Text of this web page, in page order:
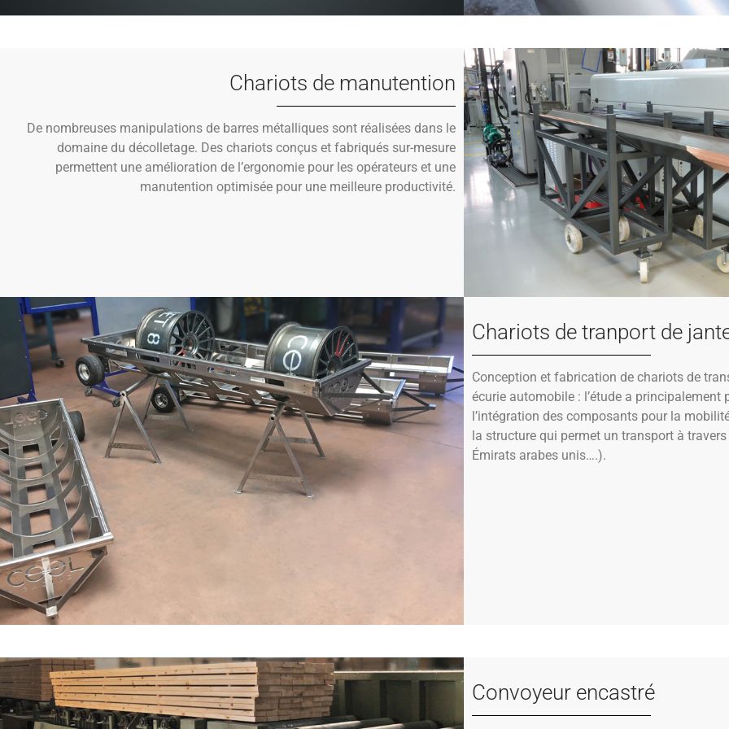
Chariots de manutention
De nombreuses manipulations de barres métalliques sont réalisées dans le
domaine du décolletage. Des chariots conçus et fabriqués sur-mesure
permettent une amélioration de l’ergonomie pour les opérateurs et une
manutention optimisée pour une meilleure productivité.
Chariots de tranport de
Conception et fabrication de chariots de
écurie automobile : l’étude a principalement
l’intégration des composants pour la
la structure qui permet un transport à
Émirats arabes unis….).
Convoyeur encastré